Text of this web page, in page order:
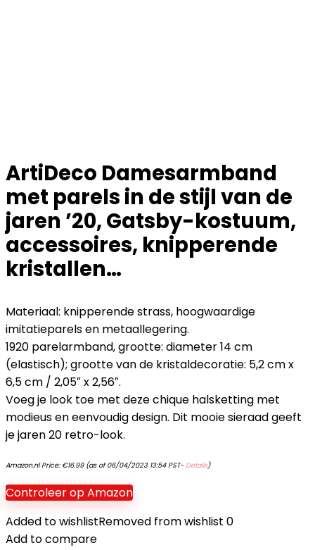
ArtiDeco Damesarmband
met parels in de stijl van de
jaren ’20, Gatsby-kostuum,
accessoires, knipperende
kristallen…
Materiaal: knipperende strass, hoogwaardige
imitatieparels en metaallegering.
1920 parelarmband, grootte: diameter 14 cm
(elastisch); grootte van de kristaldecoratie: 5,2 cm x
6,5 cm / 2,05″ x 2,56″.
Voeg je look toe met deze chique halsketting met
modieus en eenvoudig design. Dit mooie sieraad geeft
je jaren 20 retro-look.
Amazon.nl Price: €16.99(as of 06/04/2023 13:54 PST- Details)
Controleer op Amazon
Added to wishlistRemoved from wishlist 0
Add to compare